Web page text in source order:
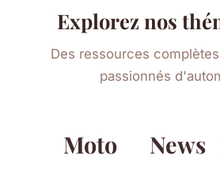
Explorez nos
Des ressources
passionnés
Moto News